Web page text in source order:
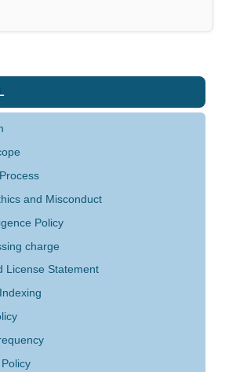
and Misconduct
Policy
charge
License Statement